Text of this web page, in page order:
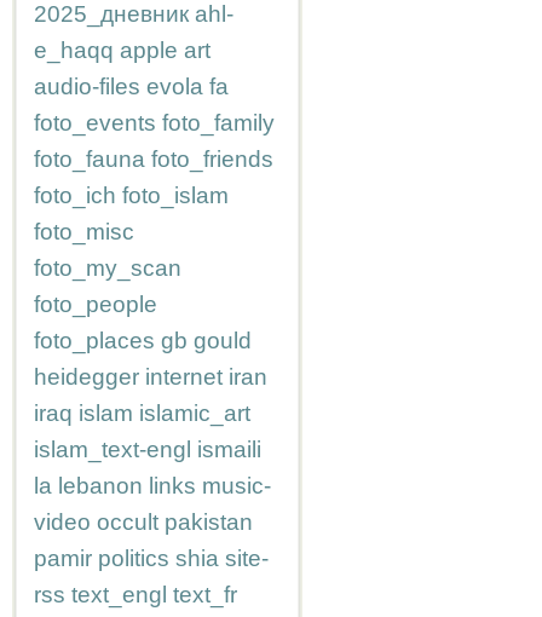
2025_дневник ahl-
e_haqq apple art
audio-files evola fa
foto_events foto_family
foto_fauna foto_friends
foto_ich foto_islam
foto_misc
foto_my_scan
foto_people
foto_places gb gould
heidegger internet iran
iraq islam islamic_art
islam_text-engl ismaili
la lebanon links music-
video occult pakistan
pamir politics shia site-
rss text_engl text_fr